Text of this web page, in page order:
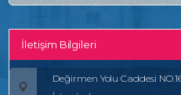
İletişim Bilgileri
Değirmen Yolu Caddesi